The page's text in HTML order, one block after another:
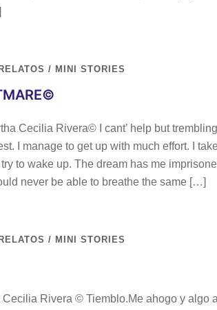
/ MINI STORIES
Cecilia Rivera© I cant’ help but
I manage to get up with much effort. I
to wake up. The dream has me
never be able to breathe the same […]
/ MINI STORIES
Rivera © Tiemblo.Me ahogo y algo